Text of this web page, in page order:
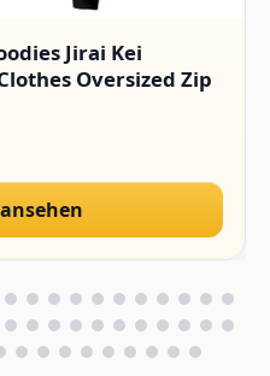
Jirai Kei
Oversized Zip